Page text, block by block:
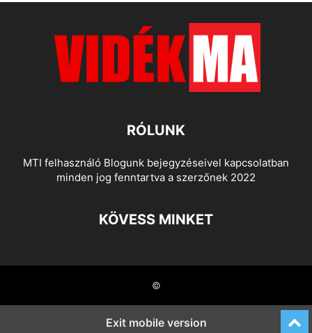
RÓLUNK
MTI felhasználó Blogunk bejegyzéseivel kapcsolatban
minden jog fenntartva a szerzőnek 2022
KÖVESS MINKET
©
Exit mobile version